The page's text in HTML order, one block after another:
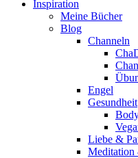
Engel
Gesundheit
Liebe &
Spirit